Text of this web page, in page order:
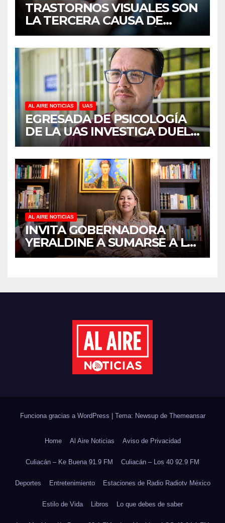
TRASTORNOS VISUALES SON
LA TERCERA CAUSA DE
DISCAPACIDAD EN MÉXICO,
REVELA ESTUDIO DEL
CIDOCS DE LA UAS
AL AIRE NOTICIAS UAS
EGRESADA DE PSICOLOGÍA
DE LA UAS INVESTIGA DUELO
ANTICIPADO Y SOBRECARGA
EN CUIDADORES DE
ADULTOS MAYORES
AL AIRE NOTICIAS
INVITA GOBERNADORA
YERALDINE A SUMARSE A LA
JORNADA NACIONAL DE
DE ÁRBOLES
Funciona gracias a WordPress Tema: Newsup de Themeansar
Home Al Aire Noticias Aviso de Privacidad
Culiacán – Ke Buena 91.9 FM Culiacán – Los 40 92.9 FM
Deportes Entretenimiento Estaciones de Radio Radiotv México
Estilo de Vida Libros Lo que debes de saber